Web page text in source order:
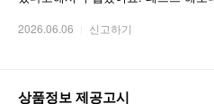
2026.06.06 신고하기
상품정보 제공고시